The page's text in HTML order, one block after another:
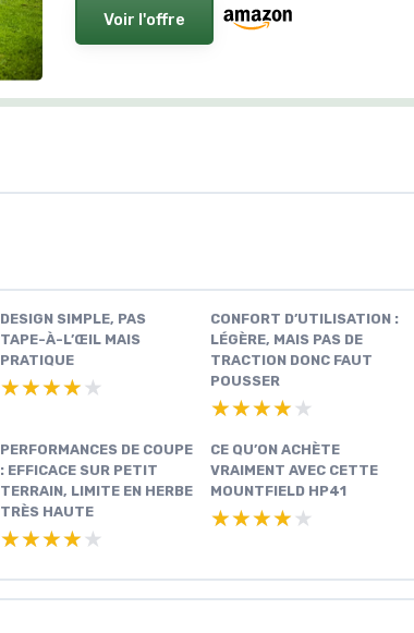
Voir l'offre
DESIGN SIMPLE, PAS
TAPE-À-L’ŒIL MAIS
PRATIQUE
★★★★★
★★★★★
CONFORT D’UTILISATION :
LÉGÈRE, MAIS PAS DE
TRACTION DONC FAUT
POUSSER
★★★★★
★★★★★
PERFORMANCES DE COUPE
: EFFICACE SUR PETIT
TERRAIN, LIMITE EN HERBE
TRÈS HAUTE
★★★★★
★★★★★
CE QU’ON ACHÈTE
VRAIMENT AVEC CETTE
MOUNTFIELD HP41
★★★★★
★★★★★